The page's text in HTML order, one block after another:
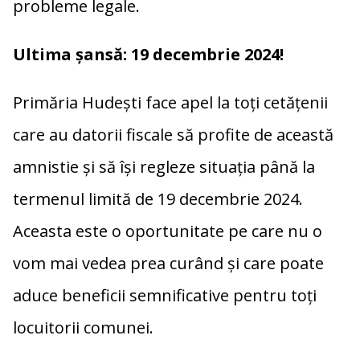
probleme legale.
Ultima șansă: 19 decembrie 2024!
Primăria Hudești face apel la toți cetățenii
care au datorii fiscale să profite de această
amnistie și să își regleze situația până la
termenul limită de 19 decembrie 2024.
Aceasta este o oportunitate pe care nu o
vom mai vedea prea curând și care poate
aduce beneficii semnificative pentru toți
locuitorii comunei.